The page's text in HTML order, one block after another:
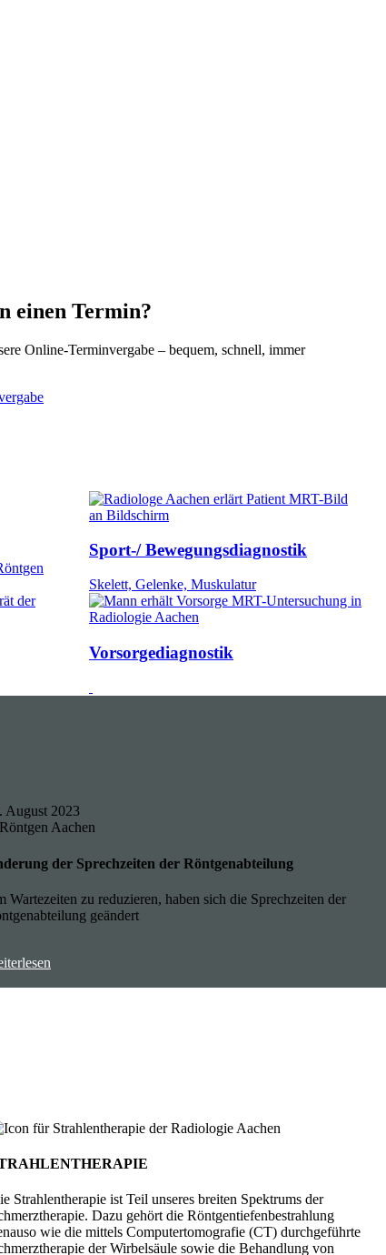
einen Termin?
Online-Terminvergabe – bequem, schnell, immer
Sport-/ Bewegungsdiagnostik
Skelett, Gelenke, Muskulatur
Vorsorgediagnostik
August 2023
der Sprechzeiten der Röntgenabteilung
Wartezeiten zu reduzieren, haben sich die Sprechzeiten der
geändert
Strahlen­therapie ist Teil unseres breiten Spektrums der
Dazu gehört die Röntgen­tiefen­be­strahlung
wie die mittels Computer­tomo­grafie (CT) durch­ge­führte
der Wirbel­säule so­wie die Be­handlung von